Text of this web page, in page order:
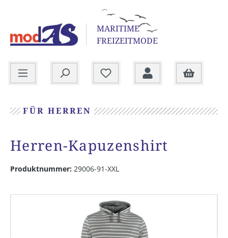
MARITIME
FREIZEITMODE
FÜR HERREN
Herren-Kapuzenshirt
Produktnummer: 29006-91-XXL